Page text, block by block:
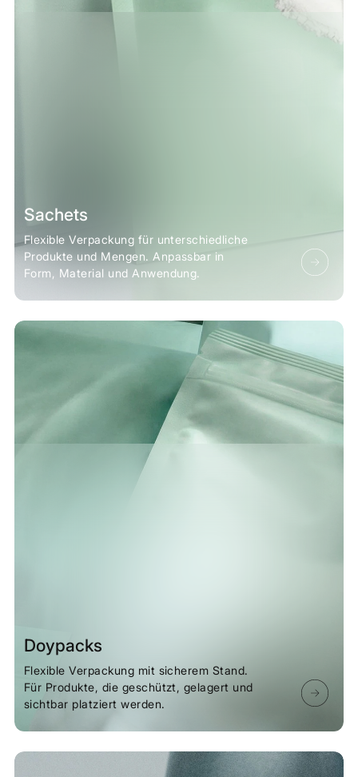
Sachets
Flexible Verpackung für unterschiedliche
Produkte und Mengen. Anpassbar in
Form, Material und Anwendung.
Doypacks
Flexible Verpackung mit sicherem Stand.
Für Produkte, die geschützt, gelagert und
sichtbar platziert werden.